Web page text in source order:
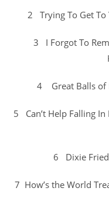
2 Trying To Get
3 I Forgot To
4 Great Balls
5 Can’t Help Falling
6 Dixie
7 How’s the